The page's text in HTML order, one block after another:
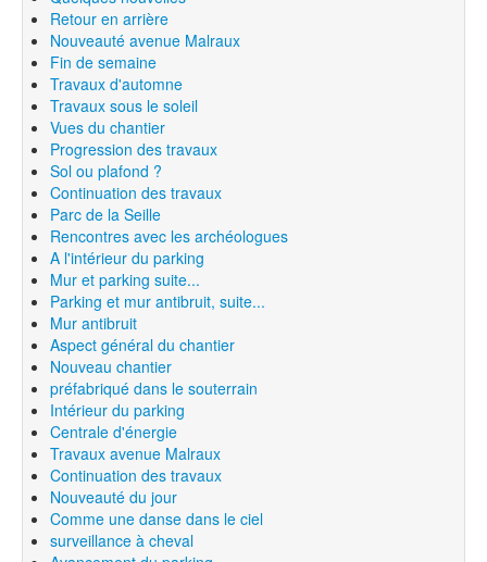
Retour en arrière
Nouveauté avenue Malraux
Fin de semaine
Travaux d'automne
Travaux sous le soleil
Vues du chantier
Progression des travaux
Sol ou plafond ?
Continuation des travaux
Parc de la Seille
Rencontres avec les archéologues
A l'intérieur du parking
Mur et parking suite...
Parking et mur antibruit, suite...
Mur antibruit
Aspect général du chantier
Nouveau chantier
préfabriqué dans le souterrain
Intérieur du parking
Centrale d'énergie
Travaux avenue Malraux
Continuation des travaux
Nouveauté du jour
Comme une danse dans le ciel
surveillance à cheval